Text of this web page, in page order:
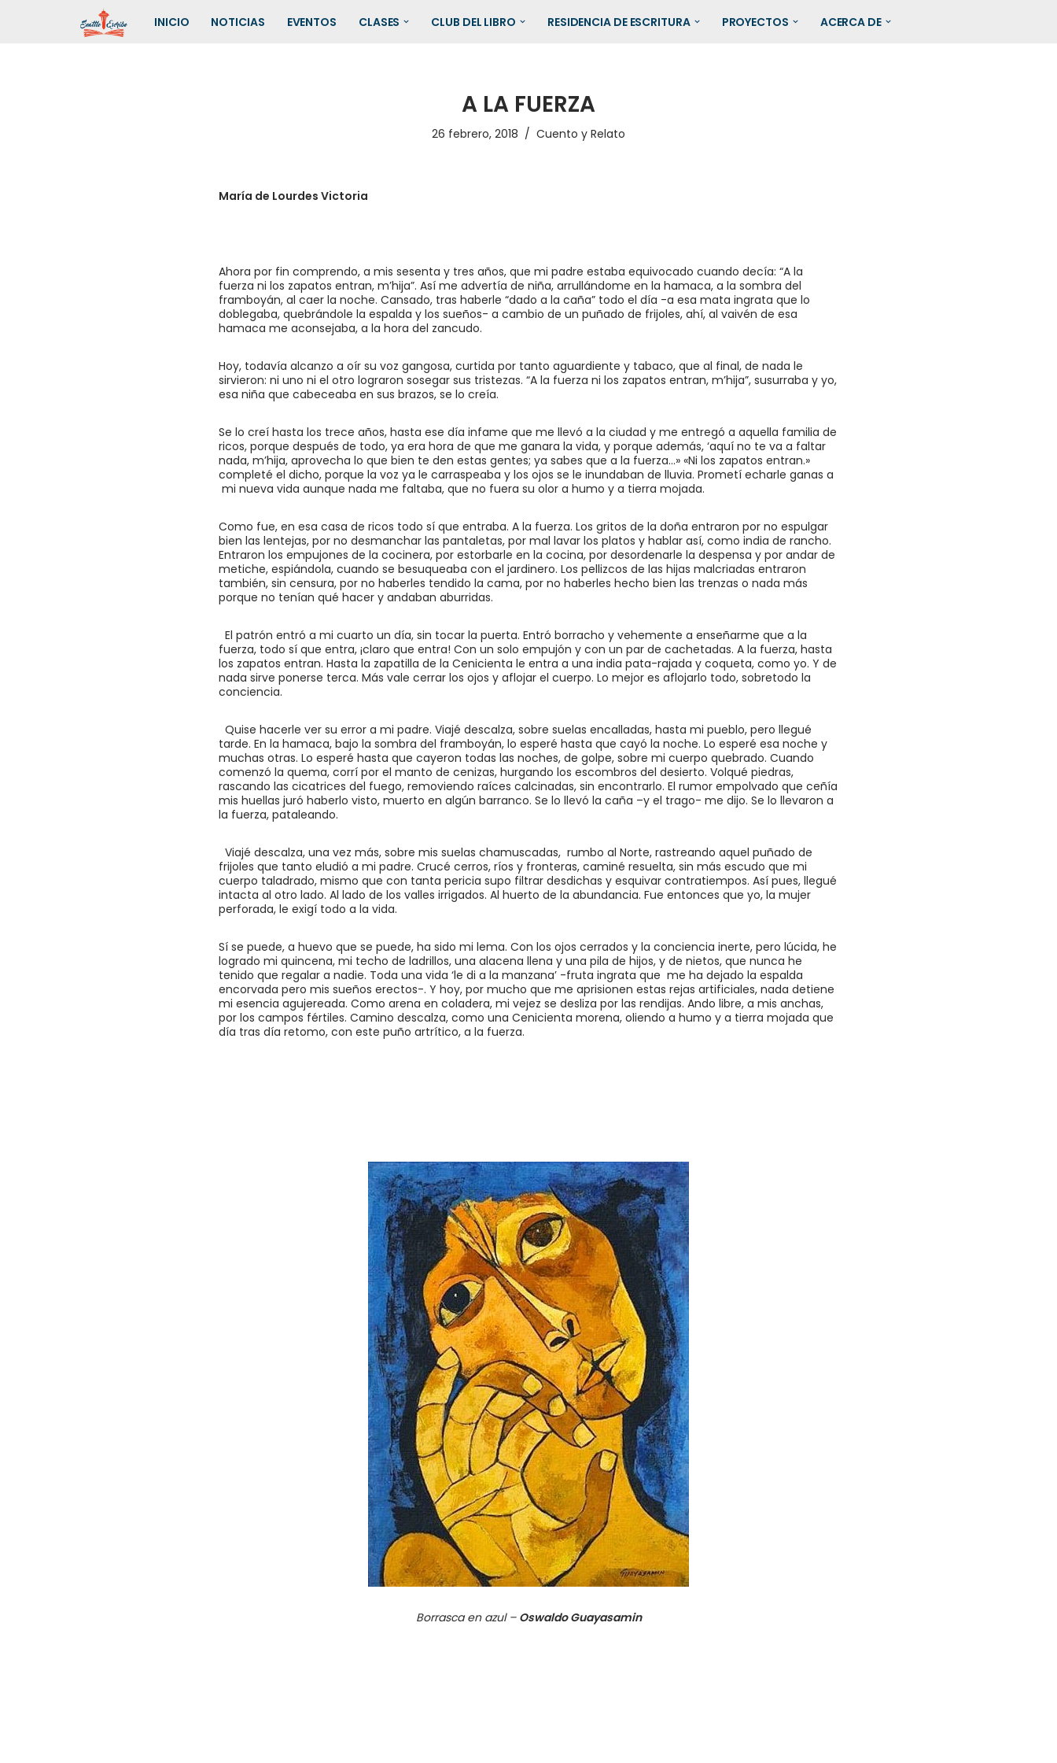
INICIO NOTICIAS EVENTOS CLASES CLUB DEL LIBRO RESIDENCIA DE ESCRITURA PROYECTOS ACERCA DE
A LA FUERZA
26 febrero, 2018 Cuento y Relato
María de Lourdes Victoria
Ahora por fin comprendo, a mis sesenta y tres años, que mi padre estaba equivocado cuando decía: “A la
fuerza ni los zapatos entran, m’hija”. Así me advertía de niña, arrullándome en la hamaca, a la sombra del
framboyán, al caer la noche. Cansado, tras haberle “dado a la caña” todo el día -a esa mata ingrata que lo
doblegaba, quebrándole la espalda y los sueños- a cambio de un puñado de frijoles, ahí, al vaivén de esa
hamaca me aconsejaba, a la hora del zancudo.
Hoy, todavía alcanzo a oír su voz gangosa, curtida por tanto aguardiente y tabaco, que al final, de nada le
sirvieron: ni uno ni el otro lograron sosegar sus tristezas. “A la fuerza ni los zapatos entran, m’hija”, susurraba y yo,
esa niña que cabeceaba en sus brazos, se lo creía.
Se lo creí hasta los trece años, hasta ese día infame que me llevó a la ciudad y me entregó a aquella familia de
ricos, porque después de todo, ya era hora de que me ganara la vida, y porque además, ‘aquí no te va a faltar
nada, m’hija, aprovecha lo que bien te den estas gentes; ya sabes que a la fuerza…» «Ni los zapatos entran.»
completé el dicho, porque la voz ya le carraspeaba y los ojos se le inundaban de lluvia. Prometí echarle ganas a
mi nueva vida aunque nada me faltaba, que no fuera su olor a humo y a tierra mojada.
Como fue, en esa casa de ricos todo sí que entraba. A la fuerza. Los gritos de la doña entraron por no espulgar
bien las lentejas, por no desmanchar las pantaletas, por mal lavar los platos y hablar así, como india de rancho.
Entraron los empujones de la cocinera, por estorbarle en la cocina, por desordenarle la despensa y por andar de
metiche, espiándola, cuando se besuqueaba con el jardinero. Los pellizcos de las hijas malcriadas entraron
también, sin censura, por no haberles tendido la cama, por no haberles hecho bien las trenzas o nada más
porque no tenían qué hacer y andaban aburridas.
El patrón entró a mi cuarto un día, sin tocar la puerta. Entró borracho y vehemente a enseñarme que a la
fuerza, todo sí que entra, ¡claro que entra! Con un solo empujón y con un par de cachetadas. A la fuerza, hasta
los zapatos entran. Hasta la zapatilla de la Cenicienta le entra a una india pata-rajada y coqueta, como yo. Y de
nada sirve ponerse terca. Más vale cerrar los ojos y aflojar el cuerpo. Lo mejor es aflojarlo todo, sobretodo la
conciencia.
Quise hacerle ver su error a mi padre. Viajé descalza, sobre suelas encalladas, hasta mi pueblo, pero llegué
tarde. En la hamaca, bajo la sombra del framboyán, lo esperé hasta que cayó la noche. Lo esperé esa noche y
muchas otras. Lo esperé hasta que cayeron todas las noches, de golpe, sobre mi cuerpo quebrado. Cuando
comenzó la quema, corrí por el manto de cenizas, hurgando los escombros del desierto. Volqué piedras,
rascando las cicatrices del fuego, removiendo raíces calcinadas, sin encontrarlo. El rumor empolvado que ceñía
mis huellas juró haberlo visto, muerto en algún barranco. Se lo llevó la caña –y el trago- me dijo. Se lo llevaron a
la fuerza, pataleando.
Viajé descalza, una vez más, sobre mis suelas chamuscadas, rumbo al Norte, rastreando aquel puñado de
frijoles que tanto eludió a mi padre. Crucé cerros, ríos y fronteras, caminé resuelta, sin más escudo que mi
cuerpo taladrado, mismo que con tanta pericia supo filtrar desdichas y esquivar contratiempos. Así pues, llegué
intacta al otro lado. Al lado de los valles irrigados. Al huerto de la abundancia. Fue entonces que yo, la mujer
perforada, le exigí todo a la vida.
Sí se puede, a huevo que se puede, ha sido mi lema. Con los ojos cerrados y la conciencia inerte, pero lúcida, he
logrado mi quincena, mi techo de ladrillos, una alacena llena y una pila de hijos, y de nietos, que nunca he
tenido que regalar a nadie. Toda una vida ‘le di a la manzana’ -fruta ingrata que me ha dejado la espalda
encorvada pero mis sueños erectos-. Y hoy, por mucho que me aprisionen estas rejas artificiales, nada detiene
mi esencia agujereada. Como arena en coladera, mi vejez se desliza por las rendijas. Ando libre, a mis anchas,
por los campos fértiles. Camino descalza, como una Cenicienta morena, oliendo a humo y a tierra mojada que
día tras día retomo, con este puño artrítico, a la fuerza.
Borrasca en azul – Oswaldo Guayasamin